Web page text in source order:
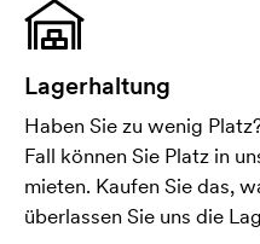
Lagerhaltung
Haben Sie zu wenig
Fall können Sie Platz in
mieten. Kaufen Sie das,
überlassen Sie uns die